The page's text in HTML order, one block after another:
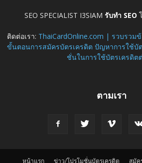
SEO SPECIALIST I3SIAM รับทำ SEO
ติดต่อเรา: ThaiCardOnline.com | รวบรวม
ขั้นตอนการสมัครบัตรเครดิต ปัญหาการใช้บั
ชั่นในการใช้บัตรเครดิต
ตามเรา
หน้าแรก ข่าว/โปรโมชั่นบัตรเครดิต สมัค